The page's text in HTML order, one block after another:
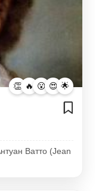
👏 🔥 😮 😍 🌟
Ватто (Jean